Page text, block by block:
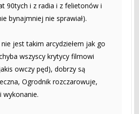
90tych i z radia i z felietonów i
bynajmniej nie sprawiał).
jest takim arcydziełem jak go
wszyscy krytycy filmowi
owczy pęd), dobrzy są
Ogrodnik rozczarowuje,
wykonanie.